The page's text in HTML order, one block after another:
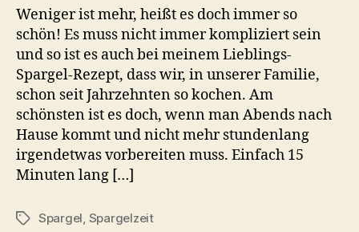
Weniger ist mehr, heißt es doch immer so
schön! Es muss nicht immer kompliziert sein
und so ist es auch bei meinem Lieblings-
Spargel-Rezept, dass wir, in unserer Familie,
schon seit Jahrzehnten so kochen. Am
schönsten ist es doch, wenn man Abends nach
Hause kommt und nicht mehr stundenlang
irgendetwas vorbereiten muss. Einfach 15
Minuten lang […]
Schlagwörter
Spargel, Spargelzeit